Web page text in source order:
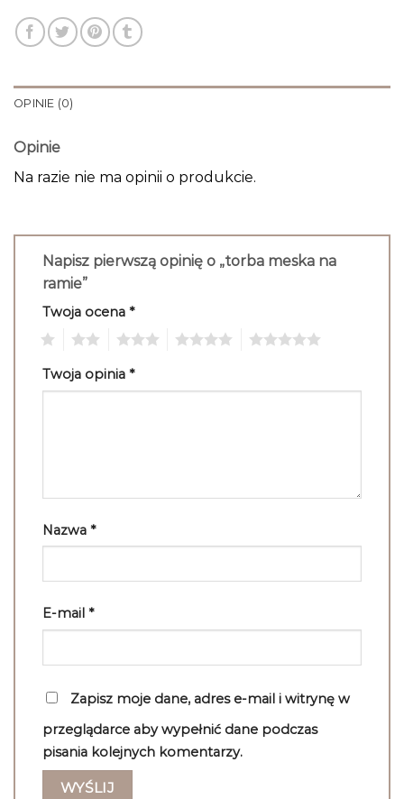
OPINIE (0)
Opinie
Na razie nie ma opinii o produkcie.
Napisz pierwszą opinię o „torba meska na
ramie”
Twoja ocena *
Twoja opinia *
Nazwa *
E-mail *
Zapisz moje dane, adres e-mail i witrynę w
przeglądarce aby wypełnić dane podczas
pisania kolejnych komentarzy.